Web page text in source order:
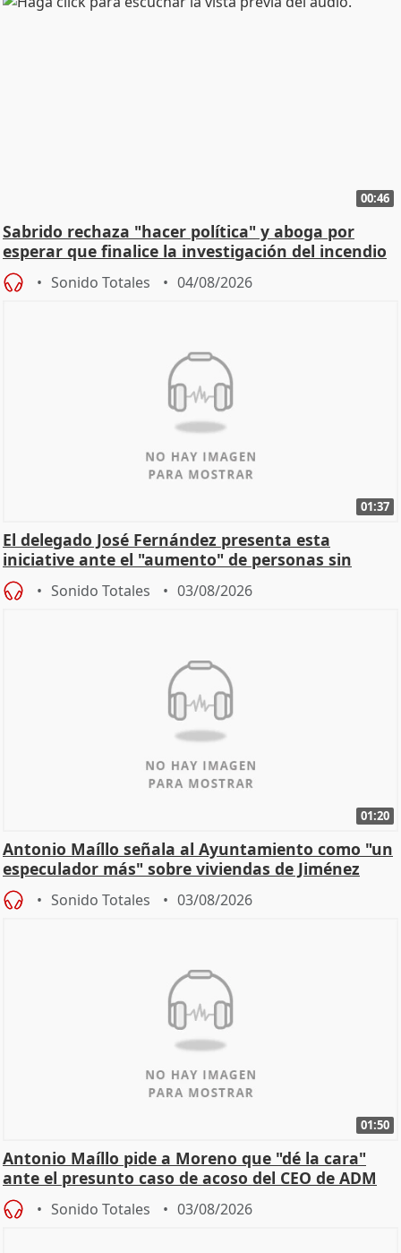
00:46
Sabrido rechaza "hacer política" y aboga por
esperar que finalice la investigación del incendio
Sonido Totales 04/08/2026
01:37
El delegado José Fernández presenta esta
iniciative ante el "aumento" de personas sin
hogar en Madri
Sonido Totales 03/08/2026
01:20
Antonio Maíllo señala al Ayuntamiento como "un
especulador más" sobre viviendas de Jiménez
Becerril
Sonido Totales 03/08/2026
01:50
Antonio Maíllo pide a Moreno que "dé la cara"
ante el presunto caso de acoso del CEO de ADM
Sonido Totales 03/08/2026